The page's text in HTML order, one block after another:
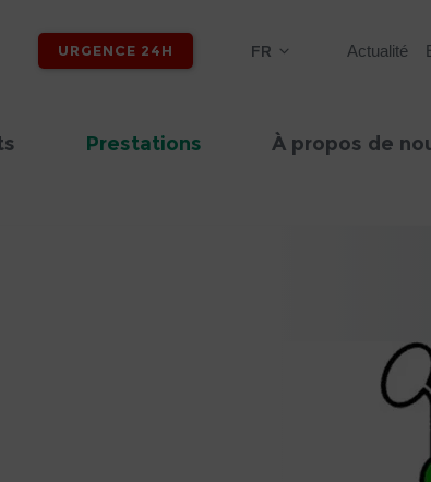
URGENCE 24H FR Actualité
Prestations À propos de